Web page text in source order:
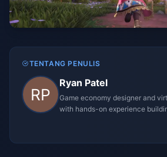
TENTANG PENULIS
Ryan Patel
Game economy designer and
with hands-on experience